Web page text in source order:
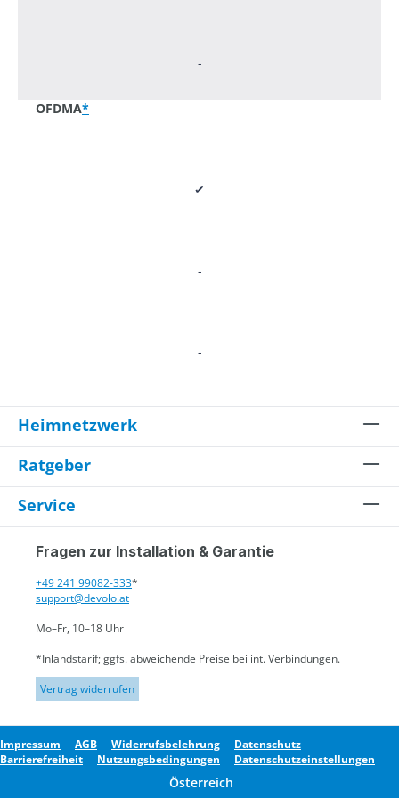
-
OFDMA*
✔
-
-
Heimnetzwerk
Ratgeber
Service
Fragen zur Installation & Garantie
+49 241 99082-333*
support@devolo.at
Mo–Fr, 10–18 Uhr
*Inlandstarif; ggfs. abweichende Preise bei int. Verbindungen.
Vertrag widerrufen
Impressum AGB Widerrufsbelehrung
Datenschutz
Barrierefreiheit
Nutzungsbedingungen Datenschutzeinstellungen
Österreich